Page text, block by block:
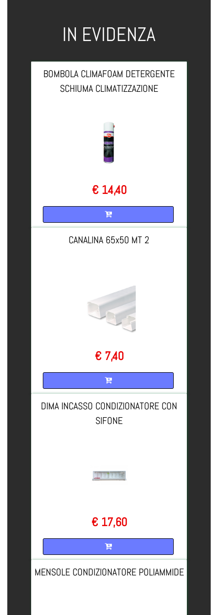
IN EVIDENZA
BOMBOLA CLIMAFOAM DETERGENTE
SCHIUMA CLIMATIZZAZIONE
€ 14,40
CANALINA 65x50 MT 2
€ 7,40
DIMA INCASSO CONDIZIONATORE CON
SIFONE
€ 17,60
MENSOLE CONDIZIONATORE POLIAMMIDE